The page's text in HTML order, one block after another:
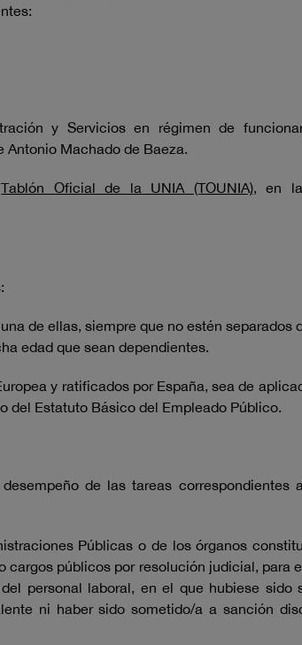
y Servicios en régimen de
Antonio Machado de Baeza.
Tablón Oficial de la UNIA (TOUNIA), en
de ellas, siempre que no estén separados
edad que sean dependientes.
y ratificados por España, sea de
del Estatuto Básico del Empleado Público.
de las tareas correspondientes
Públicas o de los órganos
públicos por resolución judicial, para
personal laboral, en el que hubiese sido
ni haber sido sometido/a a sanción